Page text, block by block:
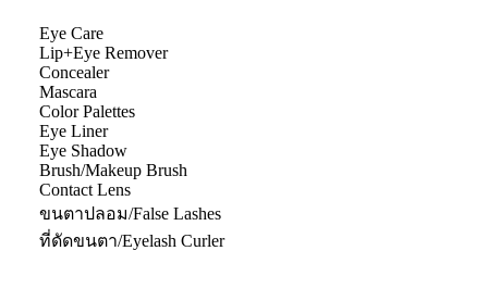
Eye Care
Lip+Eye Remover
Concealer
Mascara
Color Palettes
Eye Liner
Eye Shadow
Brush/Makeup Brush
Contact Lens
ขนตาปลอม/False Lashes
ที่ดัดขนตา/Eyelash Curler